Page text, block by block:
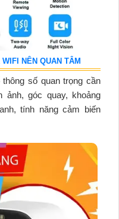
NÊN QUAN TÂM
số quan trọng cần
ảnh, góc quay, khoảng
tính năng cảm biến